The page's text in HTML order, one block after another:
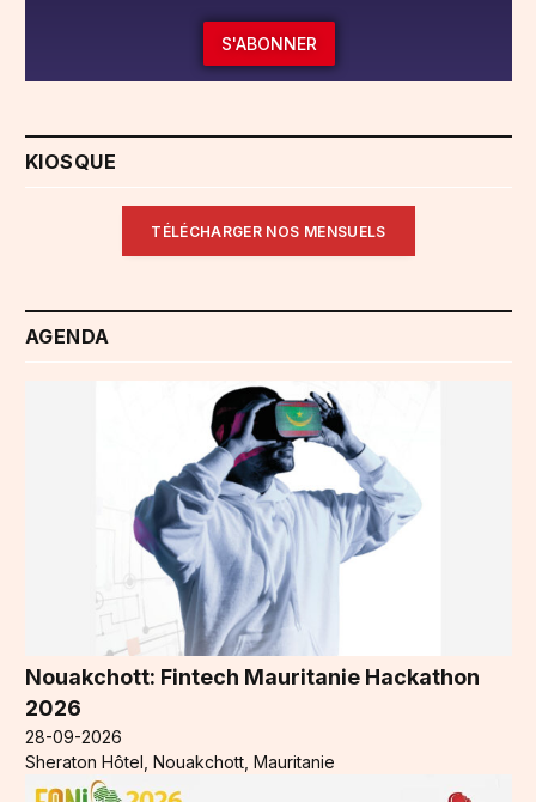
S'ABONNER
KIOSQUE
TÉLÉCHARGER NOS MENSUELS
AGENDA
Nouakchott: Fintech Mauritanie Hackathon
2026
28-09-2026
Sheraton Hôtel, Nouakchott, Mauritanie